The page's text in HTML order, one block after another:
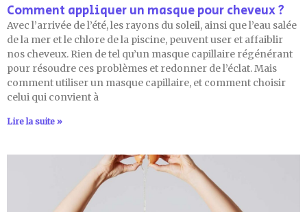
Comment appliquer un masque pour cheveux ?
Avec l’arrivée de l’été, les rayons du soleil, ainsi que l’eau salée
de la mer et le chlore de la piscine, peuvent user et affaiblir
nos cheveux. Rien de tel qu’un masque capillaire régénérant
pour résoudre ces problèmes et redonner de l’éclat. Mais
comment utiliser un masque capillaire, et comment choisir
celui qui convient à
Lire la suite »